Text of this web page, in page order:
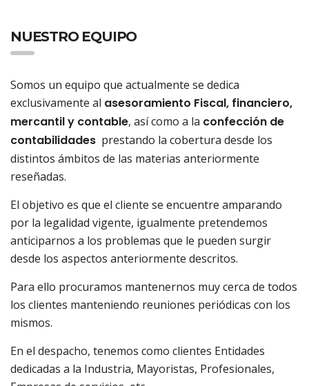
NUESTRO EQUIPO
Somos un equipo que actualmente se dedica
exclusivamente al asesoramiento Fiscal, financiero,
mercantil y contable, así como a la confección de
contabilidades prestando la cobertura desde los
distintos ámbitos de las materias anteriormente
reseñadas.
El objetivo es que el cliente se encuentre amparando
por la legalidad vigente, igualmente pretendemos
anticiparnos a los problemas que le pueden surgir
desde los aspectos anteriormente descritos.
Para ello procuramos mantenernos muy cerca de todos
los clientes manteniendo reuniones periódicas con los
mismos.
En el despacho, tenemos como clientes Entidades
dedicadas a la Industria, Mayoristas, Profesionales,